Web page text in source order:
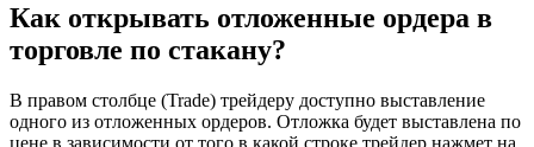
Как открывать отложенные ордера в
торговле по стакану?
В правом столбце (Trade) трейдеру доступно выставление
одного из отложенных ордеров. Отложка будет выставлена по
цене в зависимости от того в какой строке трейдер нажмет на